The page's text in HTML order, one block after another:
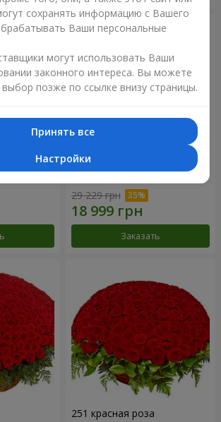
301 красная роза
29 229 грн
Заказать
251 красная роза
сохранять информацию с Вашего
Ваши персональные
могут использовать Ваши
законного интереса. Вы можете
позже по ссылке внизу страницы.
Принять все
Настройки